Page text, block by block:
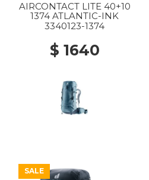
AIRCONTACT LITE 40+10
1374 ATLANTIC-INK
3340123-1374
$ 1640
SALE